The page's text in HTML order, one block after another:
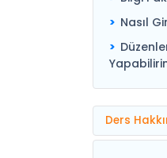
Nasıl
Ders